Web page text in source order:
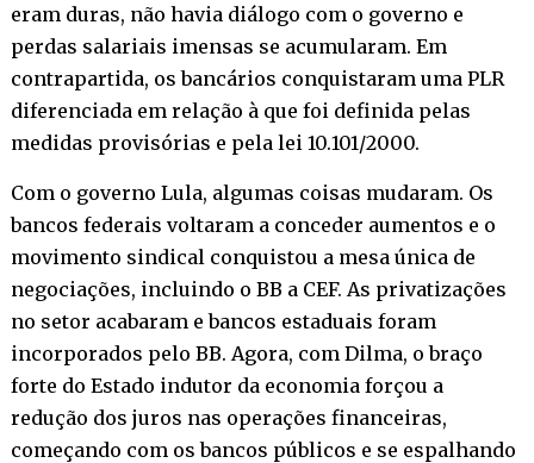
eram duras, não havia diálogo com o governo e
perdas salariais imensas se acumularam. Em
contrapartida, os bancários conquistaram uma PLR
diferenciada em relação à que foi definida pelas
medidas provisórias e pela lei 10.101/2000.
Com o governo Lula, algumas coisas mudaram. Os
bancos federais voltaram a conceder aumentos e o
movimento sindical conquistou a mesa única de
negociações, incluindo o BB a CEF. As privatizações
no setor acabaram e bancos estaduais foram
incorporados pelo BB. Agora, com Dilma, o braço
forte do Estado indutor da economia forçou a
redução dos juros nas operações financeiras,
começando com os bancos públicos e se espalhando